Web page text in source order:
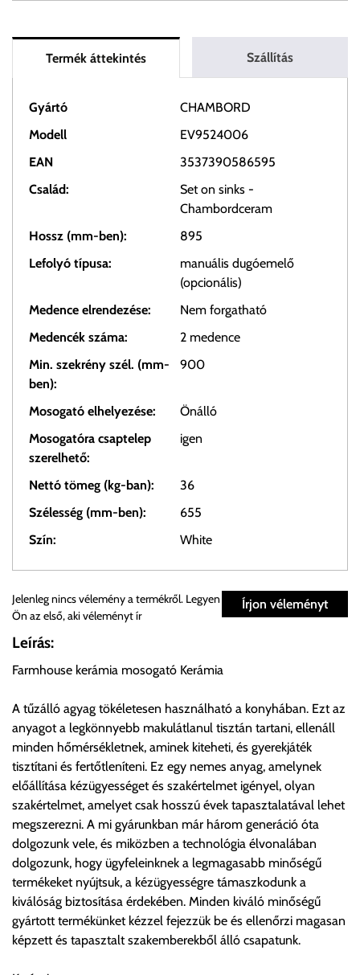
Termék áttekintés Szállítás
Gyártó
CHAMBORD
Modell
EV9524006
EAN
3537390586595
Család:
Set on sinks -
Chambordceram
Hossz (mm-ben):
895
Lefolyó típusa:
manuális dugóemelő
(opcionális)
Medence elrendezése:
Nem forgatható
Medencék száma:
2 medence
Min. szekrény szél. (mm-
ben):
900
Mosogató elhelyezése:
Önálló
Mosogatóra csaptelep
szerelhető:
igen
Nettó tömeg (kg-ban):
36
Szélesség (mm-ben):
655
Szín:
White
Személyes átvétel:
Önnek lehetősége van rendelését a beérkezést követően
ingyenesen átvenni Budapesti Cégcsoportunk Stúdiójában
előre egyeztetett időpontban.
Cím:1133 Budapest, Váci út 100.
Szállítási díjak:
Az oldalunkon rendelés esetén, amennyiben szállítást is kér,
úgy esetenként több lehetőséget ajánl fel a program. Kérjük, a
vásárolt árú figyelembevételével az önnek megfelelő szállítási
költséget válassza ki.
Amennyiben nem biztos választásában, vagy a program
automatikusan nem ajánl fel szállítási költséget, úgy válassza
a 0.- forintos szállítást, kollégáink megvizsgálják a vásárolt
termék adatait, majd visszaigazolják a szállítás költségét.
Írjon véleményt
Jelenleg nincs vélemény a termékről. Legyen
Ön az első, aki véleményt ír
Leírás:
Farmhouse kerámia mosogató Kerámia
A tűzálló agyag tökéletesen használható a konyhában. Ezt az
anyagot a legkönnyebb makulátlanul tisztán tartani, ellenáll
minden hőmérsékletnek, aminek kiteheti, és gyerekjáték
tisztítani és fertőtleníteni. Ez egy nemes anyag, amelynek
előállítása kézügyességet és szakértelmet igényel, olyan
szakértelmet, amelyet csak hosszú évek tapasztalatával lehet
megszerezni. A mi gyárunkban már három generáció óta
dolgozunk vele, és miközben a technológia élvonalában
dolgozunk, hogy ügyfeleinknek a legmagasabb minőségű
termékeket nyújtsuk, a kézügyességre támaszkodunk a
kiválóság biztosítása érdekében. Minden kiváló minőségű
gyártott termékünket kézzel fejezzük be és ellenőrzi magasan
képzett és tapasztalt szakemberekből álló csapatunk.